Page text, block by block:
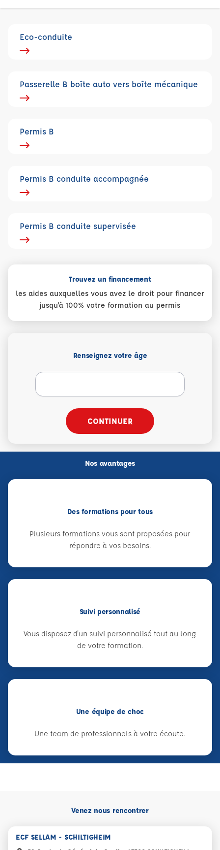
Eco-conduite
Passerelle B boîte auto vers boîte mécanique
Permis B
Permis B conduite accompagnée
Permis B conduite supervisée
Trouvez un financement
les aides auxquelles vous avez le droit pour financer
jusqu'à 100% votre formation au permis
Renseignez votre âge
CONTINUER
Nos avantages
Des formations pour tous
Plusieurs formations vous sont proposées pour
répondre à vos besoins.
Suivi personnalisé
Vous disposez d'un suivi personnalisé tout au long
de votre formation.
Une équipe de choc
Une team de professionnels à votre écoute.
Venez nous rencontrer
ECF SELLAM - SCHILTIGHEIM